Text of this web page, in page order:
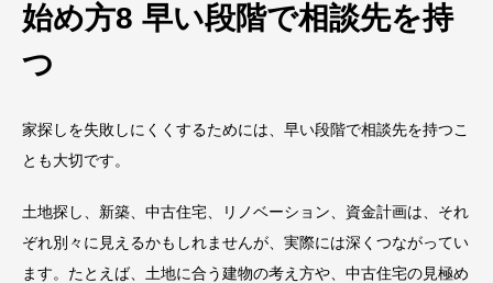
始め方8 早い段階で相談先を持
つ
家探しを失敗しにくくするためには、早い段階で相談先を持つこ
とも大切です。
土地探し、新築、中古住宅、リノベーション、資金計画は、それ
ぞれ別々に見えるかもしれませんが、実際には深くつながってい
ます。たとえば、土地に合う建物の考え方や、中古住宅の見極め